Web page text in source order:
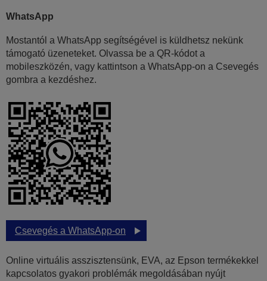
WhatsApp
Mostantól a WhatsApp segítségével is küldhetsz nekünk
támogató üzeneteket. Olvassa be a QR-kódot a
mobileszközén, vagy kattintson a WhatsApp-on a Csevegés
gombra a kezdéshez.
Csevegés a WhatsApp-on
Online virtuális asszisztensünk, EVA, az Epson termékekkel
kapcsolatos gyakori problémák megoldásában nyújt